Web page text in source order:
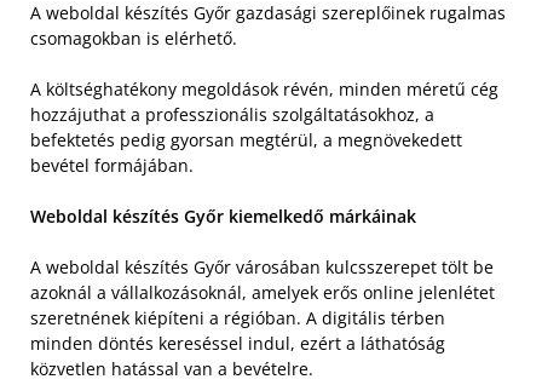
A weboldal készítés Győr gazdasági szereplőinek rugalmas
csomagokban is elérhető.
A költséghatékony megoldások révén, minden méretű cég
hozzájuthat a professzionális szolgáltatásokhoz, a
befektetés pedig gyorsan megtérül, a megnövekedett
bevétel formájában.
Weboldal készítés Győr kiemelkedő márkáinak
A weboldal készítés Győr városában kulcsszerepet tölt be
azoknál a vállalkozásoknál, amelyek erős online jelenlétet
szeretnének kiépíteni a régióban. A digitális térben
minden döntés kereséssel indul, ezért a láthatóság
közvetlen hatással van a bevételre.